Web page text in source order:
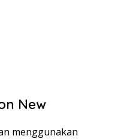
New
menggunakan